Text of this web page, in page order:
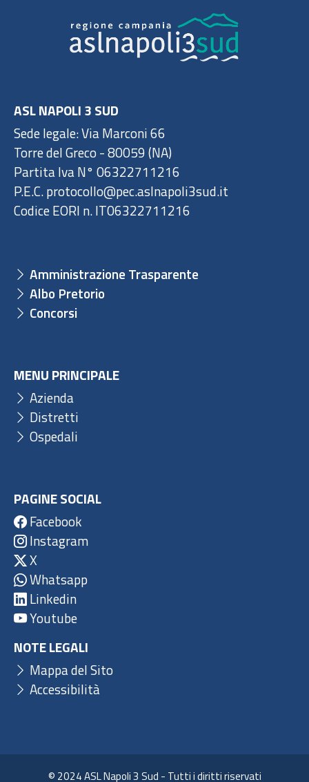
ASL NAPOLI 3 SUD
Sede legale: Via Marconi 66
Torre del Greco - 80059 (NA)
Partita Iva N° 06322711216
P.E.C. protocollo@pec.aslnapoli3sud.it
Codice EORI n. IT06322711216
Amministrazione Trasparente
Albo Pretorio
Concorsi
MENU PRINCIPALE
Azienda
Distretti
Ospedali
PAGINE SOCIAL
Facebook
Instagram
X
Whatsapp
Linkedin
Youtube
NOTE LEGALI
Mappa del Sito
Accessibilità
© 2024 ASL Napoli 3 Sud - Tutti i diritti riservati